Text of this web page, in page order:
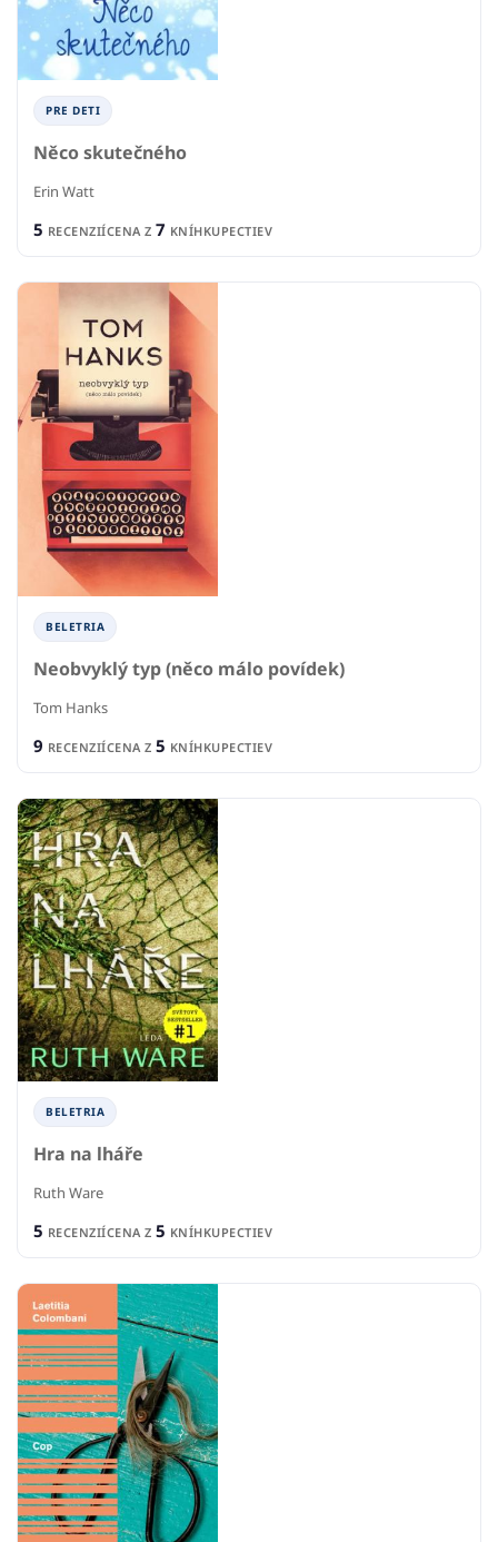
PRE DETI
Něco skutečného
Erin Watt
5 RECENZIÍCENA Z 7 KNÍHKUPECTIEV
BELETRIA
Neobvyklý typ (něco málo povídek)
Tom Hanks
9 RECENZIÍCENA Z 5 KNÍHKUPECTIEV
BELETRIA
Hra na lháře
Ruth Ware
5 RECENZIÍCENA Z 5 KNÍHKUPECTIEV